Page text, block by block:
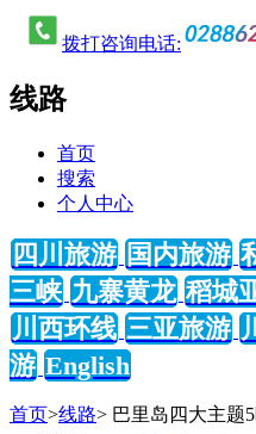
拨打咨询电话:
线路
首页
搜索
个人中心
四川旅游 国内旅游
三峡 九寨黄龙 稻城
川西环线 三亚旅游
游 English
首页>线路> 巴里岛四大主题